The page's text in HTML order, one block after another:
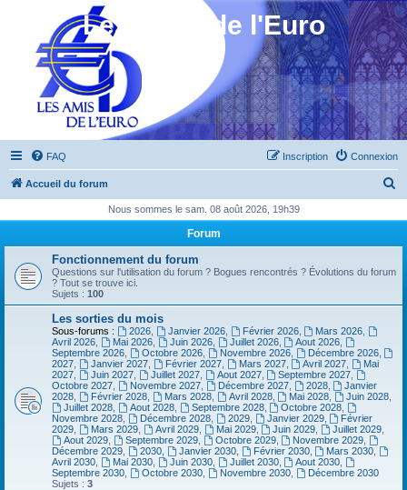
Les Amis de l'Euro
FAQ Connexion
Inscription
Accueil du forum
h
Nous sommes le sam. 08 août 2026, 19h39
Forum
Fonctionnement du forum
Questions sur l'utilisation du forum ? Bogues rencontrés ? Évolutions du forum
? Tout se trouve ici.
Sujets : 100
Les sorties du mois
Sous-forums : 2026, Janvier 2026, Février 2026, Mars 2026
Avril 2026
Mai 2026, Juin 2026, Juillet 2026, Aout 2026
Septembre 2026
Octobre 2026, Novembre 2026, Décembre 2026,
2027
Janvier 2027, Février 2027, Mars 2027, Avril 2027
Mai
2027
Juin 2027, Juillet 2027, Aout 2027, Septembre 2027
Octobre 2027
Novembre 2027, Décembre 2027, 2028,
Janvier
2028
Février 2028, Mars 2028, Avril 2028, Mai 2028 Juin 2028
Juillet 2028, Aout 2028, Septembre 2028, Octobre 2028
Novembre 2028
Décembre 2028, 2029, Janvier 2029,
Février
2029
Mars 2029, Avril 2029, Mai 2029, Juin 2029 Juillet 2029
Aout 2029, Septembre 2029, Octobre 2029, Novembre 2029
Décembre 2029
2030, Janvier 2030, Février 2030, Mars 2030
Avril 2030
Mai 2030, Juin 2030, Juillet 2030, Aout 2030
Septembre 2030
Octobre 2030, Novembre 2030,
Décembre 2030
Sujets : 3